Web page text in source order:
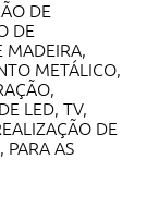
DE
DE
MADEIRA,
METÁLICO,
LED, TV,
DE
PARA AS